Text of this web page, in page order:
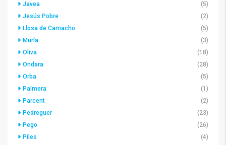
Javea
(5)
Jesús Pobre
(2)
Llosa de Camacho
(5)
Murla
(3)
Oliva
(18)
Ondara
(28)
Orba
(5)
Palmera
(1)
Parcent
(2)
Pedreguer
(23)
Pego
(26)
Piles
(4)